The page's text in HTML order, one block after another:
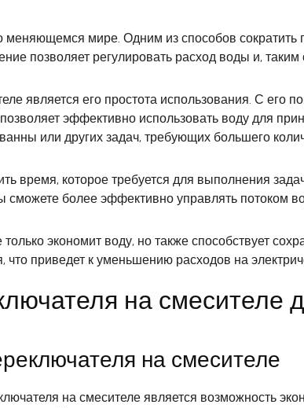
мире. Одним из способов сократить
позволяет регулировать расход воды и, таким
является его простота использования. С
эффективно использовать воду для
или других задач, требующих большего
время, которое требуется для выполнения
более эффективно управлять потоком
экономит воду, но также способствует
приведет к уменьшению расходов на
на смесителе
на смесителе
на смесителе является возможность